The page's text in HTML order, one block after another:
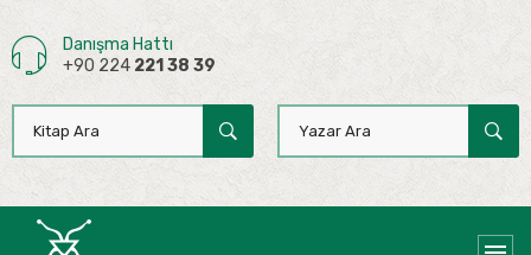
Danışma Hattı
+90 224 221 38 39